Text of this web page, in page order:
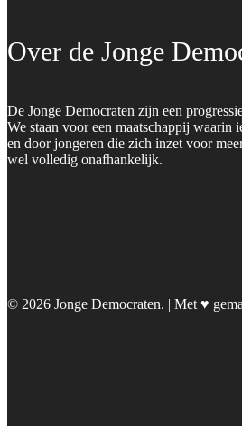
Over de Jonge
De Jonge Democraten zijn een
We staan voor een maatschappij
en door jongeren die zich inzet voor
wel volledig onafhankelijk.
© 2026 Jonge Democraten. | Met ♥︎